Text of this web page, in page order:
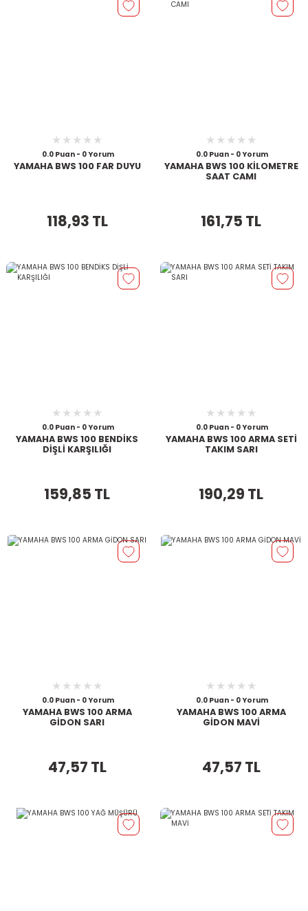
0.0 Puan - 0 Yorum
YAMAHA BWS 100 FAR DUYU
118,93 TL
0.0 Puan - 0 Yorum
YAMAHA BWS 100 KİLOMETRE
SAAT CAMI
161,75 TL
0.0 Puan - 0 Yorum
YAMAHA BWS 100 BENDİKS
DİŞLİ KARŞILIĞI
159,85 TL
0.0 Puan - 0 Yorum
YAMAHA BWS 100 ARMA SETİ
TAKIM SARI
190,29 TL
0.0 Puan - 0 Yorum
YAMAHA BWS 100 ARMA
GİDON SARI
47,57 TL
0.0 Puan - 0 Yorum
YAMAHA BWS 100 ARMA
GİDON MAVİ
47,57 TL